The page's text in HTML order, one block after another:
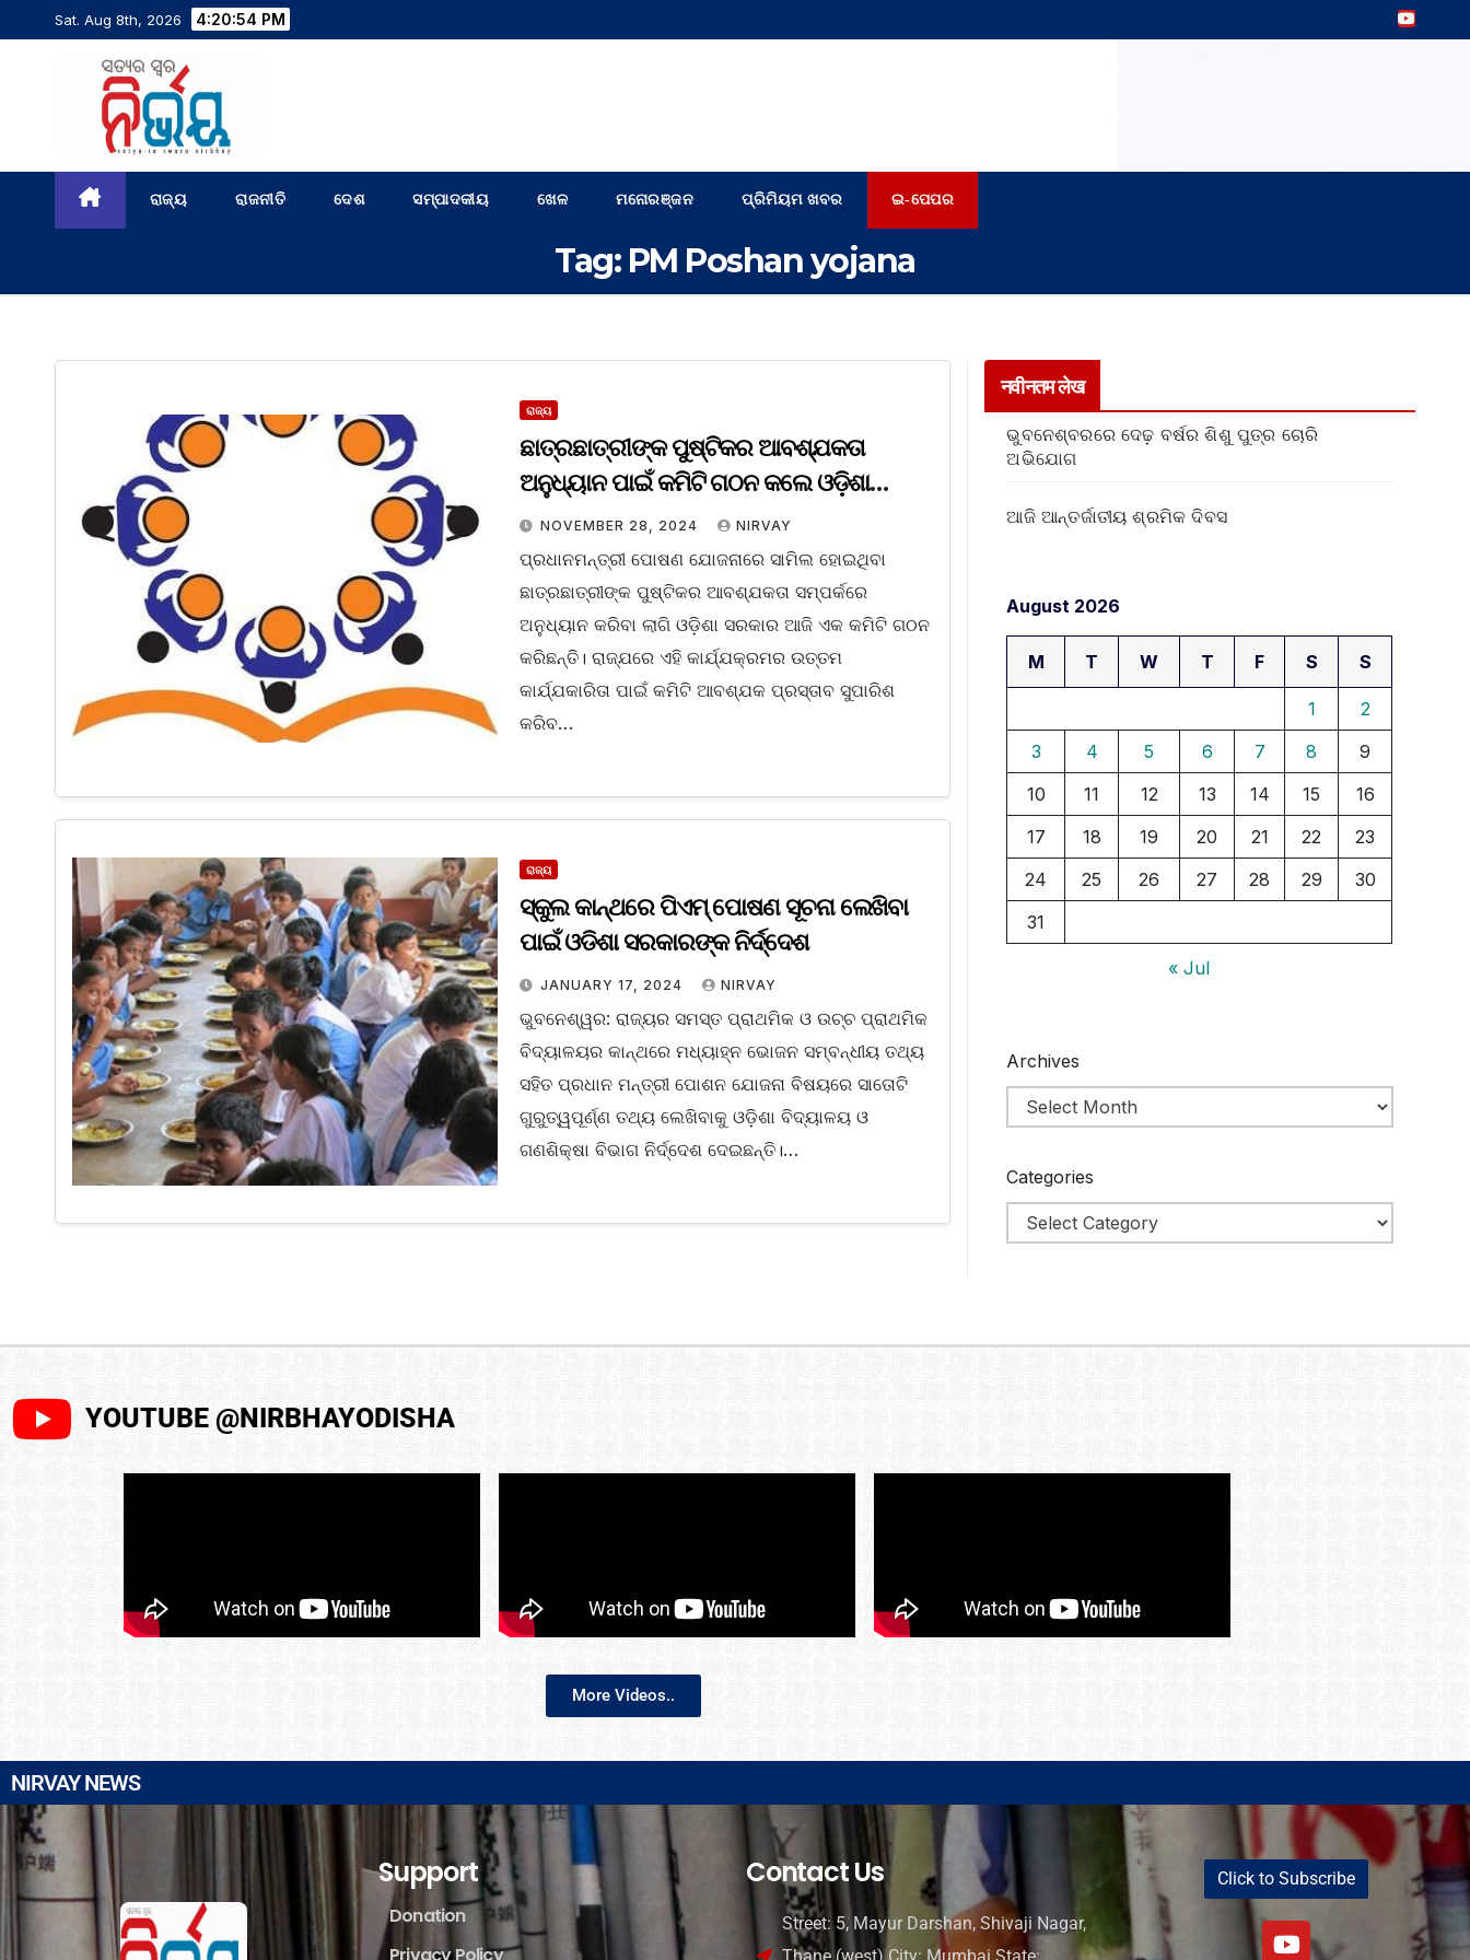
Sat. Aug 8th, 2026 4:20:55 PM
ରାଜ୍ୟ ରାଜନୀତି ଦେଶ ସମ୍ପାଦକୀୟ ଖେଳ ମନୋରଞ୍ଜନ ପ୍ରିମିୟମ ଖବର ଇ-ପେପର
Tag: PM Poshan yojana
ରାଜ୍ୟ
ଛାତ୍ରଛାତ୍ରୀଙ୍କ ପୁଷ୍ଟିକର ଆବଶ୍ଯକତା
ଅନୁଧ୍ୟାନ ପାଇଁ କମିଟି ଗଠନ କଲେ ଓଡ଼ିଶା
ସରକାର
NOVEMBER 28, 2024 NIRVAY
ପ୍ରଧାନମନ୍ତ୍ରୀ ପୋଷଣ ଯୋଜନାରେ ସାମିଲ ହୋଇଥିବା
ଛାତ୍ରଛାତ୍ରୀଙ୍କ ପୁଷ୍ଟିକର ଆବଶ୍ଯକତା ସମ୍ପର୍କରେ
ଅନୁଧ୍ୟାନ କରିବା ଲାଗି ଓଡ଼ିଶା ସରକାର ଆଜି ଏକ କମିଟି ଗଠନ
କରିଛନ୍ତି। ରାଜ୍ଯରେ ଏହି କାର୍ଯ୍ଯକ୍ରମର ଉତ୍ତମ
କାର୍ଯ୍ଯକାରିତା ପାଇଁ କମିଟି ଆବଶ୍ଯକ ପ୍ରସ୍ତାବ ସୁପାରିଶ
କରିବ…
ରାଜ୍ୟ
ସ୍କୁଲ କାନ୍ଥରେ ପିଏମ୍ ପୋଷଣ ସୂଚନା ଲେଖିବା
ପାଇଁ ଓଡିଶା ସରକାରଙ୍କ ନିର୍ଦ୍ଦେଶ
JANUARY 17, 2024 NIRVAY
ଭୁବନେଶ୍ୱର: ରାଜ୍ୟର ସମସ୍ତ ପ୍ରାଥମିକ ଓ ଉଚ୍ଚ ପ୍ରାଥମିକ
ବିଦ୍ୟାଳୟର କାନ୍ଥରେ ମଧ୍ୟାହ୍ନ ଭୋଜନ ସମ୍ବନ୍ଧୀୟ ତଥ୍ୟ
ସହିତ ପ୍ରଧାନ ମନ୍ତ୍ରୀ ପୋଶନ ଯୋଜନା ବିଷୟରେ ସାତୋଟି
ଗୁରୁତ୍ୱପୂର୍ଣ୍ଣ ତଥ୍ୟ ଲେଖିବାକୁ ଓଡ଼ିଶା ବିଦ୍ୟାଳୟ ଓ
ଗଣଶିକ୍ଷା ବିଭାଗ ନିର୍ଦ୍ଦେଶ ଦେଇଛନ୍ତି।…
नवीनतम लेख
ଭୁବନେଶ୍ବରରେ ଦେଢ଼ ବର୍ଷର ଶିଶୁ ପୁତ୍ର ଚୋରି
ଅଭିଯୋଗ
ଆଜି ଆନ୍ତର୍ଜାତୀୟ ଶ୍ରମିକ ଦିବସ
August 2026
M T W T F S S
1
2
3
4 5 6 7 8
9
10
11 12 13 14 15
16
17
18 19 20 21 22
23
24
25 26 27 28 29
30
31
« Jul
Archives
Categories
YOUTUBE @NIRBHAYODISHA
More Videos..
NIRVAY NEWS
Support
Donation
Contact Us
Street: 5, Mayur Darshan, Shivaji Nagar,
Click to Subscribe